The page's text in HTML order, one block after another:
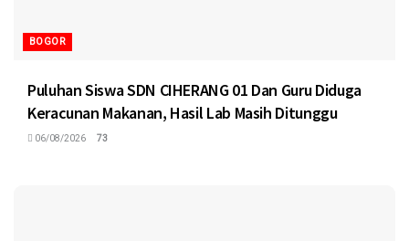
BOGOR
Puluhan Siswa SDN CIHERANG 01 Dan Guru Diduga
Keracunan Makanan, Hasil Lab Masih Ditunggu
06/08/2026 73